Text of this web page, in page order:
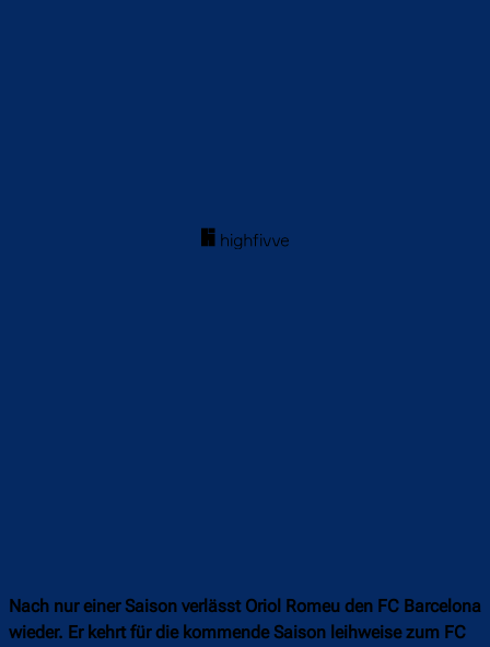
Nach nur einer Saison verlässt Oriol Romeu den FC Barcelona
wieder. Er kehrt für die kommende Saison leihweise zum FC